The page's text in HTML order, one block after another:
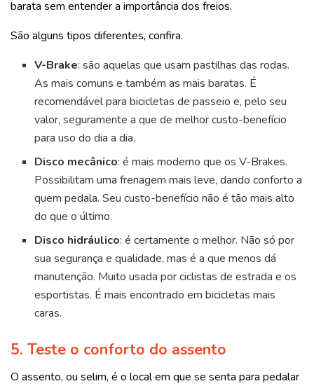
barata sem entender a importância dos freios.
São alguns tipos diferentes, confira.
V-Brake: são aquelas que usam pastilhas das rodas.
As mais comuns e também as mais baratas. É
recomendável para bicicletas de passeio e, pelo seu
valor, seguramente a que de melhor custo-benefício
para uso do dia a dia.
Disco mecânico: é mais moderno que os V-Brakes.
Possibilitam uma frenagem mais leve, dando conforto a
quem pedala. Seu custo-benefício não é tão mais alto
do que o último.
Disco hidráulico: é certamente o melhor. Não só por
sua segurança e qualidade, mas é a que menos dá
manutenção. Muito usada por ciclistas de estrada e os
esportistas. É mais encontrado em bicicletas mais
caras.
5. Teste o conforto do assento
O assento, ou selim, é o local em que se senta para pedalar